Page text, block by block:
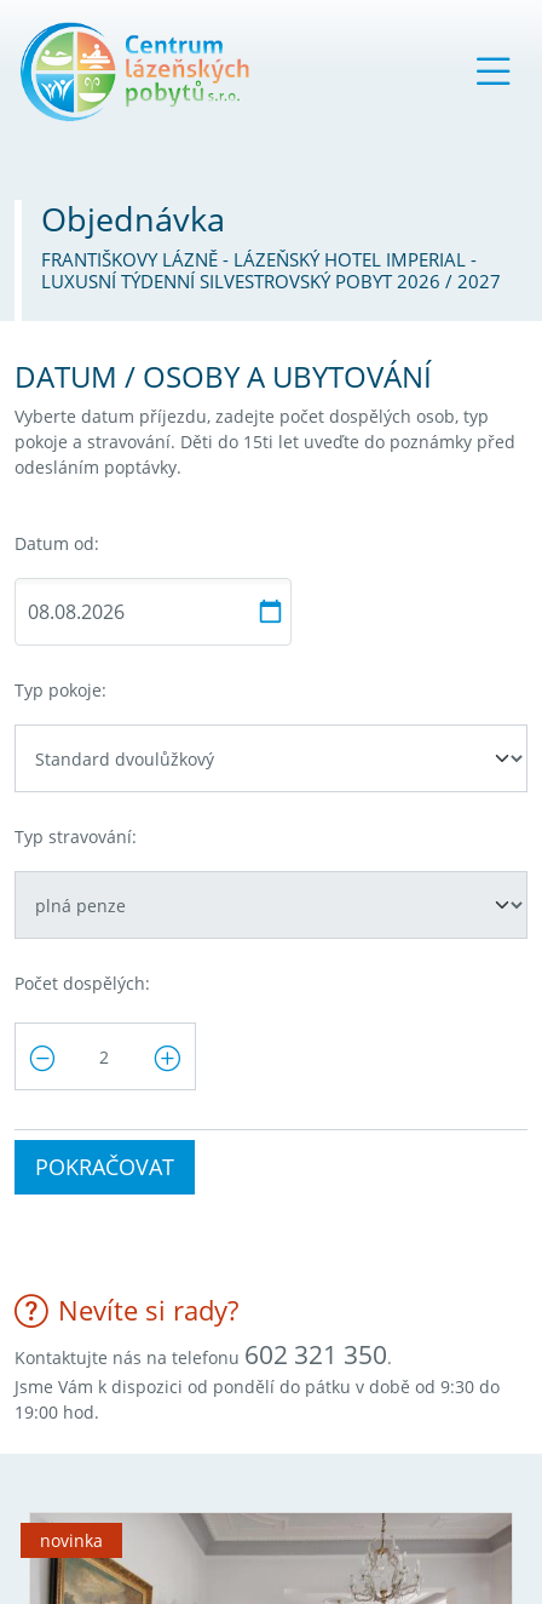
Objednávka
FRANTIŠKOVY LÁZNĚ - LÁZEŇSKÝ HOTEL IMPERIAL -
LUXUSNÍ TÝDENNÍ SILVESTROVSKÝ POBYT 2026 / 2027
DATUM / OSOBY A UBYTOVÁNÍ
Vyberte datum příjezdu, zadejte počet dospělých osob, typ
pokoje a stravování. Děti do 15ti let uveďte do poznámky před
odesláním poptávky.
Datum od:
Typ pokoje:
Typ stravování:
Počet dospělých:
POKRAČOVAT
Nevíte si rady?
Kontaktujte nás na telefonu 602 321 350.
Jsme Vám k dispozici od pondělí do pátku v době od 9:30 do
19:00 hod.
novinka